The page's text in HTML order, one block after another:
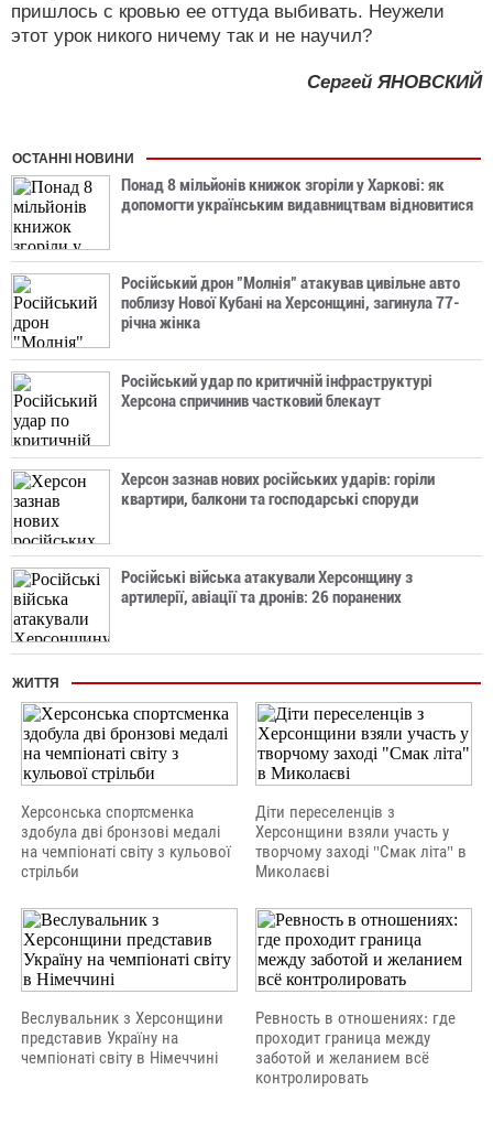
пришлось с кровью ее оттуда выбивать. Неужели
этот урок никого ничему так и не научил?
Сергей ЯНОВСКИЙ
ОСТАННІ НОВИНИ
Понад 8 мільйонів книжок згоріли у Харкові: як
допомогти українським видавництвам відновитися
Російський дрон "Молнія" атакував цивільне авто
поблизу Нової Кубані на Херсонщині, загинула 77-
річна жінка
Російський удар по критичній інфраструктурі
Херсона спричинив частковий блекаут
Херсон зазнав нових російських ударів: горіли
квартири, балкони та господарські споруди
Російські війська атакували Херсонщину з
артилерії, авіації та дронів: 26 поранених
ЖИТТЯ
Херсонська спортсменка
здобула дві бронзові медалі
на чемпіонаті світу з кульової
стрільби
Діти переселенців з
Херсонщини взяли участь у
творчому заході "Смак літа" в
Миколаєві
Веслувальник з Херсонщини
представив Україну на
чемпіонаті світу в Німеччині
Ревность в отношениях: где
проходит граница между
заботой и желанием всё
контролировать